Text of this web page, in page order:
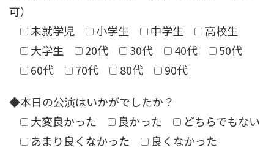
可）
未就学児
小学生 中学生
高校生
大学生
20代 30代 40代
50代
60代
70代 80代
90代
◆本日の公演はいかがでしたか？
大変良かった
良かった
どちらでもない
あまり良くなかった
良くなかった